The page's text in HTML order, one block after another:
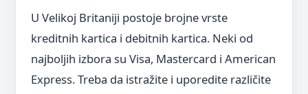
U Velikoj Britaniji postoje brojne vrste
kreditnih kartica i debitnih kartica. Neki od
najboljih izbora su Visa, Mastercard i American
Express. Treba da istražite i uporedite različite